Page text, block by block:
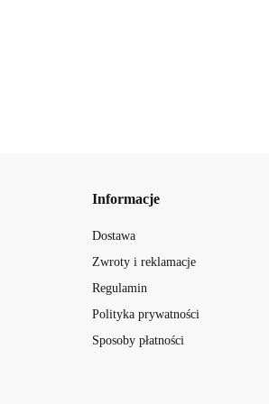
Informacje
Dostawa
Zwroty i reklamacje
Regulamin
Polityka prywatności
Sposoby płatności